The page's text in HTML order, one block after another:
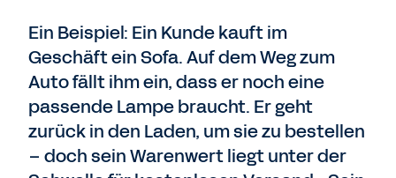
Ein Beispiel: Ein Kunde kauft im
Geschäft ein Sofa. Auf dem Weg zum
Auto fällt ihm ein, dass er noch eine
passende Lampe braucht. Er geht
zurück in den Laden, um sie zu bestellen
– doch sein Warenwert liegt unter der